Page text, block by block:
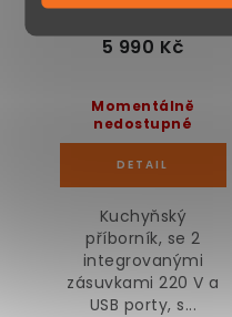
Momentálně
nedostupné
5 990 Kč
Kuchyňský
příborník, se 2
integrovanými
zásuvkami 220 V a
USB porty, s...